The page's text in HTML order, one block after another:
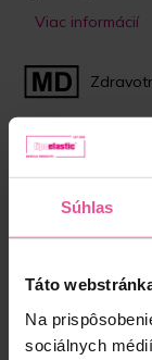
Súhlas
Táto
Na
sociálnych
Viac informácií
Veľkosť: 7 x